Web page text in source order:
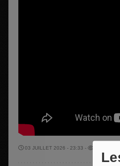
03 JUILLET 2026 - 23:33 -